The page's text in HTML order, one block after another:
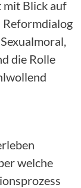
mit Blick auf
Reformdialog
die Rolle
welche